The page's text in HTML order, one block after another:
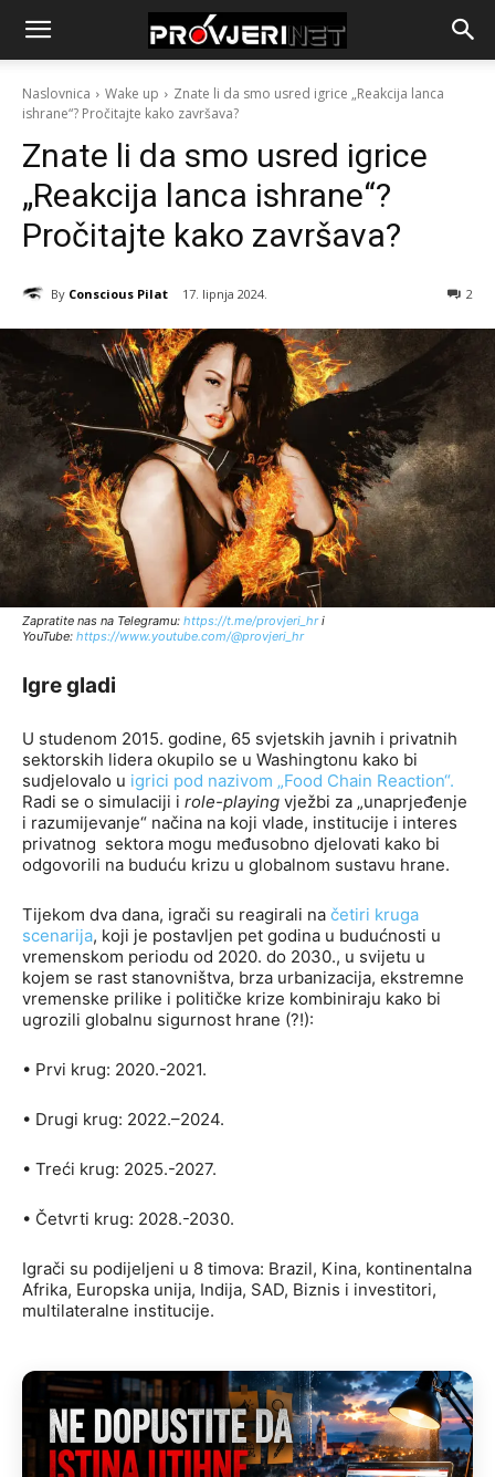
Naslovnica Wake up
Znate li da smo usred igrice „Reakcija lanca
ishrane“? Pročitajte kako završava?
Znate li da smo usred igrice
„Reakcija lanca ishrane“?
Pročitajte kako završava?
By Conscious Pilat 17. lipnja 2024. 2
Zapratite nas na Telegramu: https://t.me/provjeri_hri
YouTube: https://www.youtube.com/@provjeri_hr
Igre gladi
U studenom 2015. godine, 65 svjetskih javnih i privatnih
sektorskih lidera okupilo se u Washingtonu kako bi
sudjelovalo u igrici pod nazivom „Food Chain Reaction“.
Radi se o simulaciji i role-playing vježbi za „unaprjeđenje
i razumijevanje“ načina na koji vlade, institucije i interes
privatnog sektora mogu međusobno djelovati kako bi
odgovorili na buduću krizu u globalnom sustavu hrane.
Tijekom dva dana, igrači su reagirali na četiri kruga
scenarija, koji je postavljen pet godina u budućnosti u
vremenskom periodu od 2020. do 2030., u svijetu u
kojem se rast stanovništva, brza urbanizacija, ekstremne
vremenske prilike i političke krize kombiniraju kako bi
ugrozili globalnu sigurnost hrane (?!):
• Prvi krug: 2020.-2021.
• Drugi krug: 2022.–2024.
• Treći krug: 2025.-2027.
• Četvrti krug: 2028.-2030.
Igrači su podijeljeni u 8 timova: Brazil, Kina, kontinentalna
Afrika, Europska unija, Indija, SAD, Biznis i investitori,
multilateralne institucije.